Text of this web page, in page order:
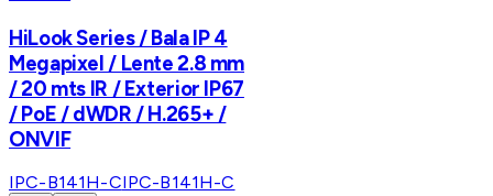
HiLook Series / Bala IP 4
Megapixel / Lente 2.8 mm
/ 20 mts IR / Exterior IP67
/ PoE / dWDR / H.265+ /
ONVIF
IPC-B141H-CIPC-B141H-C